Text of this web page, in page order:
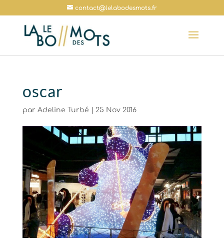
contact@lelabodesmots.fr
oscar
par Adeline Turbé 25 Nov 2016